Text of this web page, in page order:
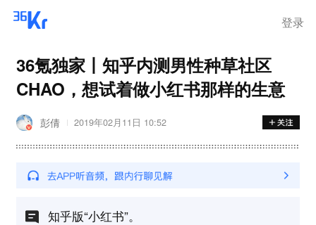
登录
36氪独家丨知乎内测男性种草社区
CHAO，想试着做小红书那样的生意
彭倩 2019年02月11日 10:52
知乎版“小红书”。